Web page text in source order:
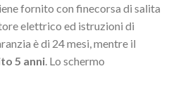
fornito con finecorsa di salita
elettrico ed istruzioni di
è di 24 mesi, mentre il
5 anni. Lo schermo